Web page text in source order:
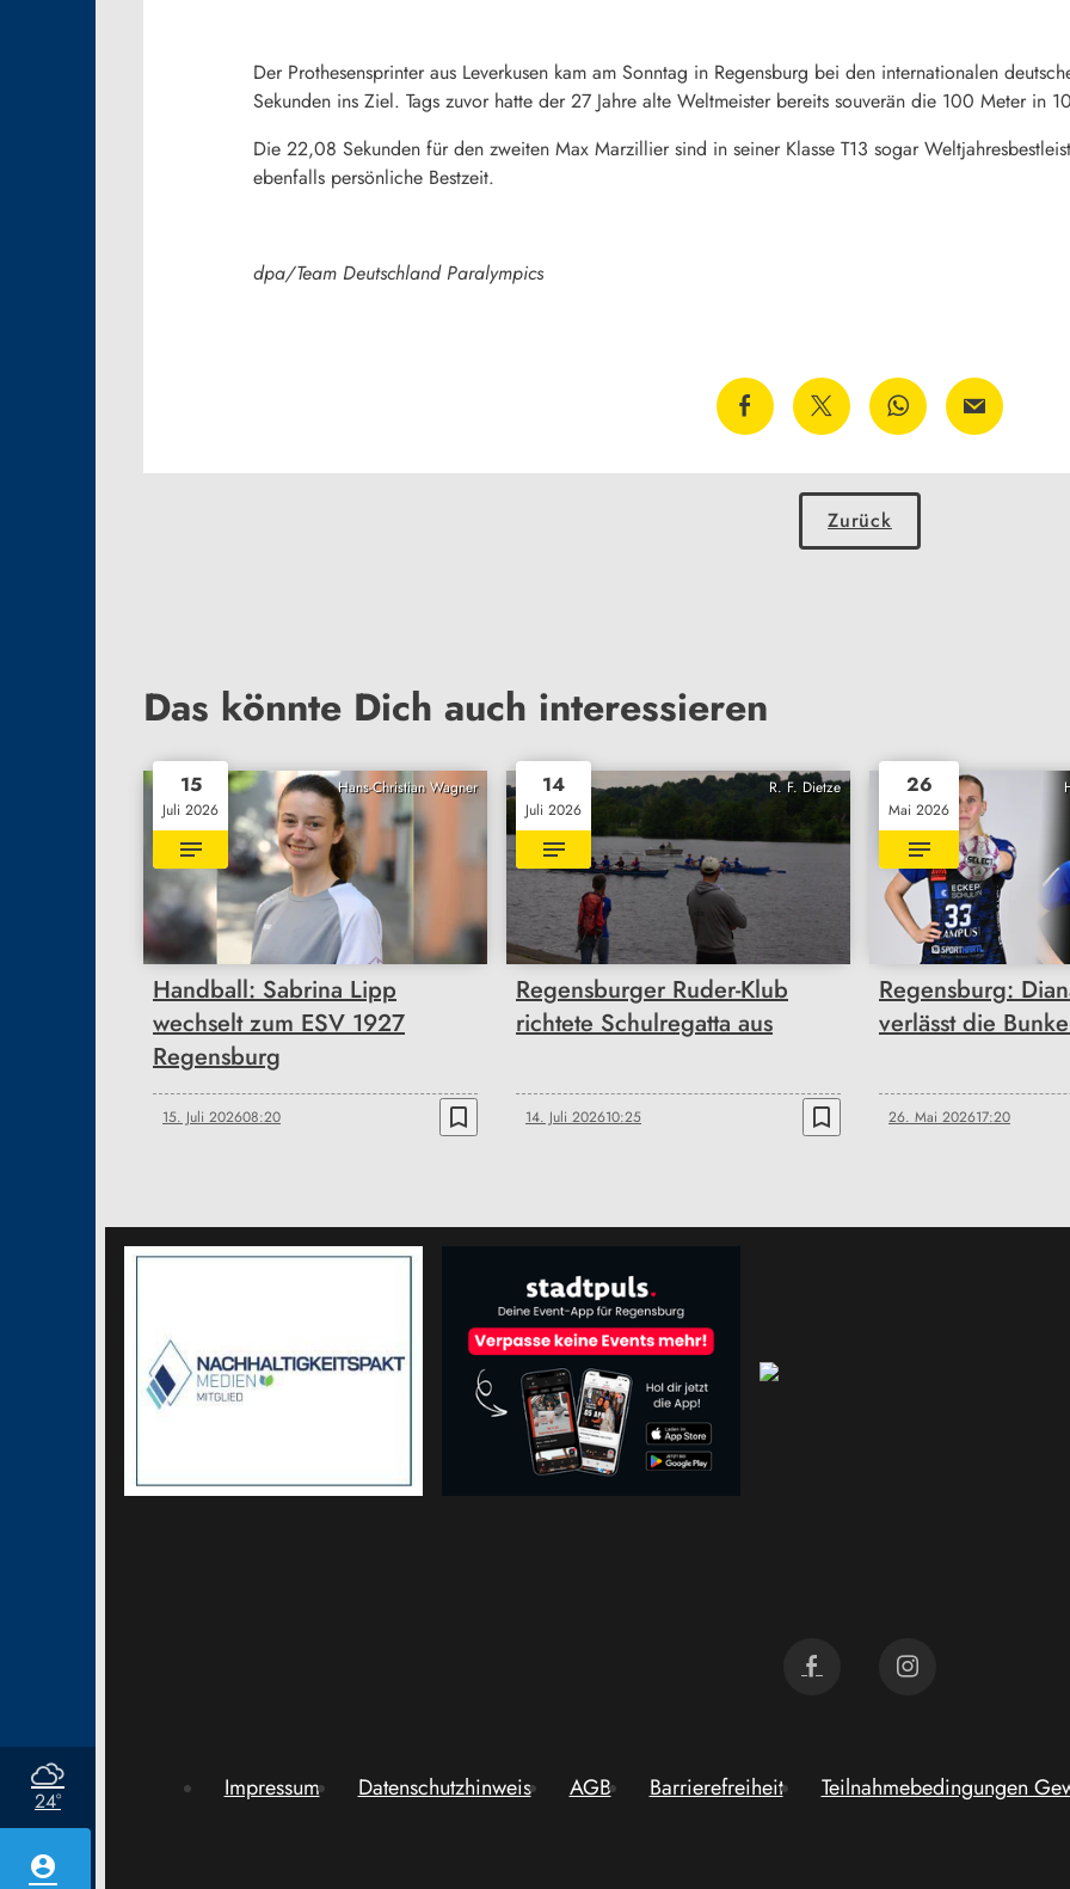
account_circle
24°
Der Prothesensprinter aus Leverkusen kam am Sonntag in Regensburg bei den internationalen
Sekunden ins Ziel. Tags zuvor hatte der 27 Jahre alte Weltmeister bereits souverän die 100 Meter in
Die 22,08 Sekunden für den zweiten Max Marzillier sind in seiner Klasse T13 sogar
ebenfalls persönliche Bestzeit.
dpa/Team Deutschland Paralympics
Zurück
Das könnte Dich auch interessieren
Hans-Christian Wagner
15
Juli 2026
Handball: Sabrina Lipp
wechselt zum ESV 1927
Regensburg
15. Juli 202608:20 bookmark_border
R. F. Dietze
14
Juli 2026
Regensburger Ruder-Klub
richtete Schulregatta aus
14. Juli 202610:25 bookmark_border
26
Mai 2026
Regensburg:
verlässt die
26. Mai 202617:20
Impressum Datenschutzhinweis AGB Barrierefreiheit Teilnahmebedingungen